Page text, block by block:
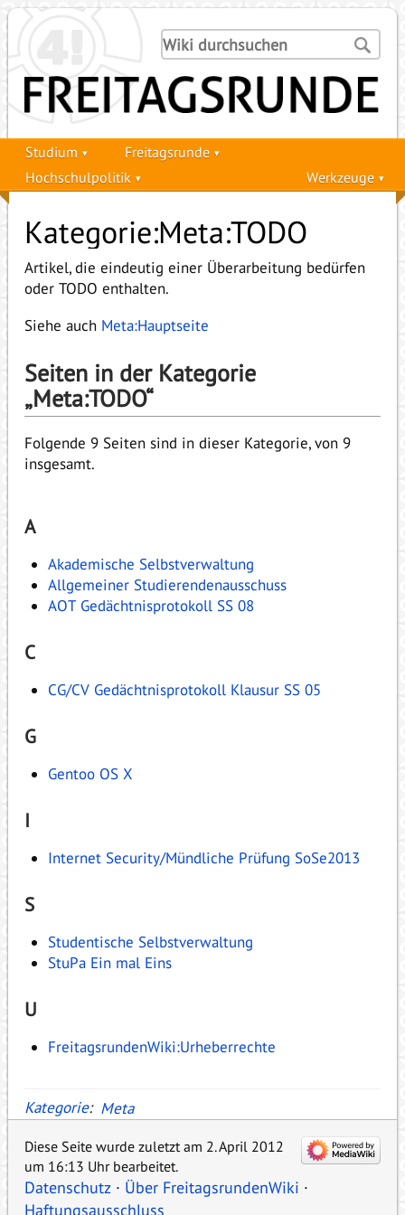
Studium
Freitagsrunde
Hochschulpolitik
Werkzeuge
Kategorie:Meta:TODO
Artikel, die eindeutig einer Überarbeitung bedürfen
oder TODO enthalten.
Siehe auch Meta:Hauptseite
Seiten in der Kategorie
„Meta:TODO“
Folgende 9 Seiten sind in dieser Kategorie, von 9
insgesamt.
A
Akademische Selbstverwaltung
Allgemeiner Studierendenausschuss
AOT Gedächtnisprotokoll SS 08
C
CG/CV Gedächtnisprotokoll Klausur SS 05
G
Gentoo OS X
I
Internet Security/Mündliche Prüfung SoSe2013
S
Studentische Selbstverwaltung
StuPa Ein mal Eins
U
FreitagsrundenWiki:Urheberrechte
Kategorie: Meta
Diese Seite wurde zuletzt am 2. April 2012
um 16:13 Uhr bearbeitet.
Datenschutz
Über FreitagsrundenWiki
Haftungsausschluss